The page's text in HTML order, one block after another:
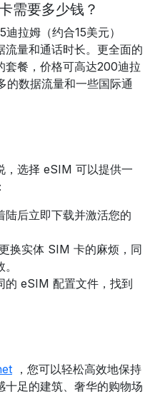
需要多少钱？
拉姆（约合15美元）
流量和通话时长。更全面的
套餐，价格可高达200迪拉
的数据流量和一些国际通
，选择 eSIM 可以提供一
陆后立即下载并激活您的
换实体 SIM 卡的麻烦，同
的 eSIM 配置文件，找到
，您可以轻松高效地保持
十足的建筑、奢华的购物场